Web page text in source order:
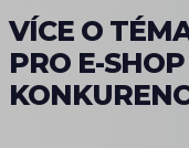
VÍCE O
PRO E-